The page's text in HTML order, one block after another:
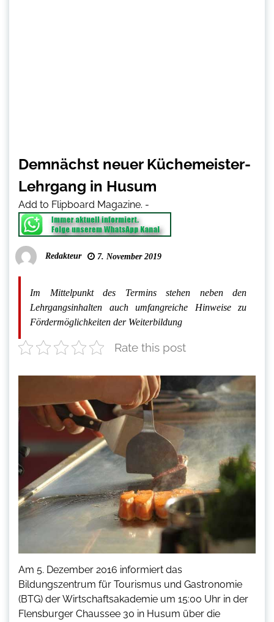
Demnächst neuer Küchemeister-
Lehrgang in Husum
Add to Flipboard Magazine. -
Redakteur 7. November 2019
Im Mittelpunkt des Termins stehen neben den
Lehrgangsinhalten auch umfangreiche Hinweise zu
Fördermöglichkeiten der Weiterbildung
Rate this post
Am 5. Dezember 2016 informiert das
Bildungszentrum für Tourismus und Gastronomie
(BTG) der Wirtschaftsakademie um 15:00 Uhr in der
Flensburger Chaussee 30 in Husum über die